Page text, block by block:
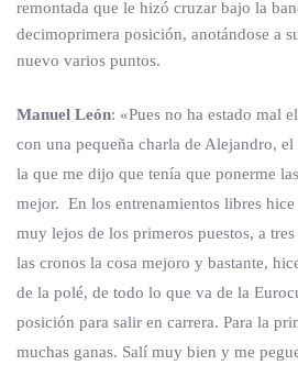
remontada que le hizó cruzar bajo la
decimoprimera posición, anotándose a
nuevo varios puntos.
Manuel León: «Pues no ha estado mal
con una pequeña charla de Alejandro,
la que me dijo que tenía que ponerme
mejor. En los entrenamientos libres hice
muy lejos de los primeros puestos, a
las cronos la cosa mejoro y bastante,
de la polé, de todo lo que va de la
posición para salir en carrera. Para la
muchas ganas. Salí muy bien y me